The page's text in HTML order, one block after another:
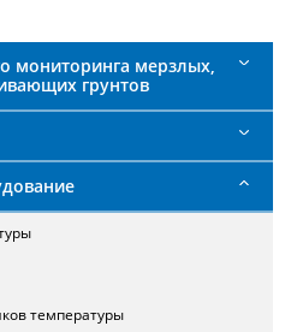
мониторинга мерзлых,
грунтов
температуры